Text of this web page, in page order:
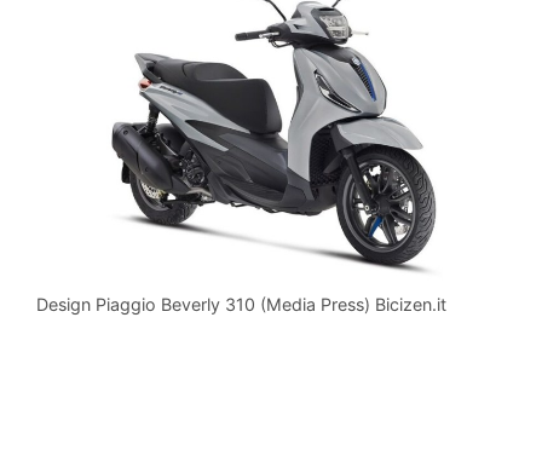
Design Piaggio Beverly 310 (Media Press) Bicizen.it